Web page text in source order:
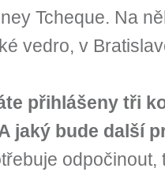
Tcheque. Na
vedro, v
přihlášeny tři
jaký bude další